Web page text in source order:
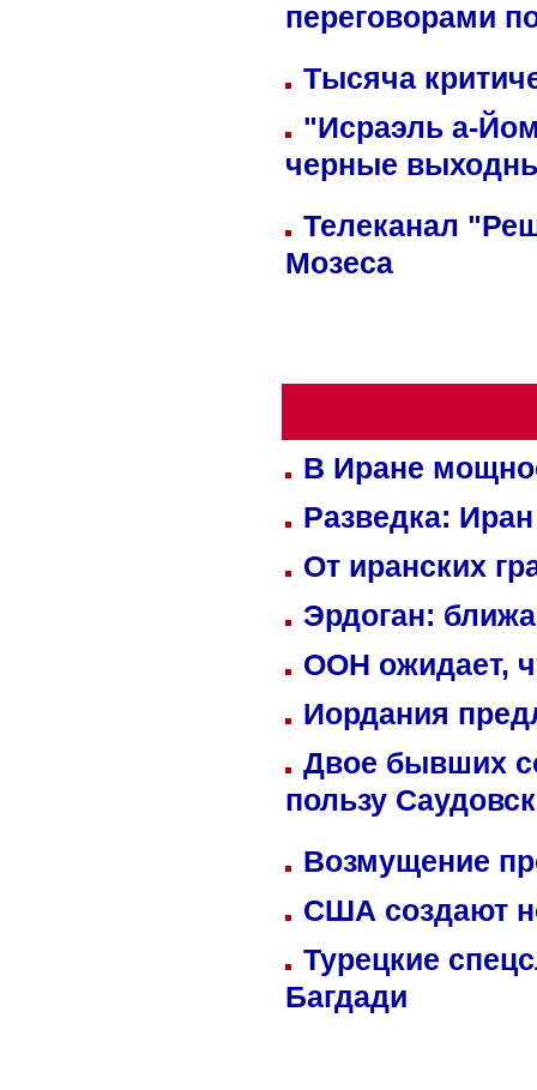
переговорами
Тысяча
"Исраэль а-
черные
Телеканал
Мозеса
В Иране
Разведка:
От иранских
Эрдоган:
ООН ожидает,
Иордания
Двое бывших
пользу
Возмущение
США создают
Турецкие
Багдади